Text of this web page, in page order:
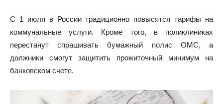
С 1 июля в России традиционно повысятся тарифы на
коммунальные услуги. Кроме того, в поликлиниках
перестанут спрашивать бумажный полис ОМС, а
должники смогут защитить прожиточный минимум на
банковском счете.